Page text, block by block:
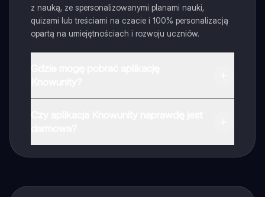
z nauką, ze spersonalizowanymi planami nauki,
quizami lub treściami na czacie i 100% personalizacją
opartą na umiejętnościach i rozwoju uczniów.